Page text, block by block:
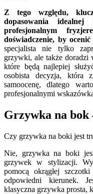
Z tego względu,
dopasowania
profesjonalnym
doświadczenie, by
specjalista nie tylko
grzywki, ale także
które będą najlepiej
osobista decyzja, która
samoocenę, dlatego
profesjonalnymi
Grzywka na bok
Czy grzywka na boki jest
Nie, grzywka na boki
grzywek w stylizacji.
pomocą okrągłej
odpowiedni kierunek.
klasyczna grzywka prosta,